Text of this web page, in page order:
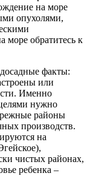
на море
опухолями,
море обратитесь к
факты:
или
Именно
нужно
районы
производств.
на
чистых районах,
ребенка –